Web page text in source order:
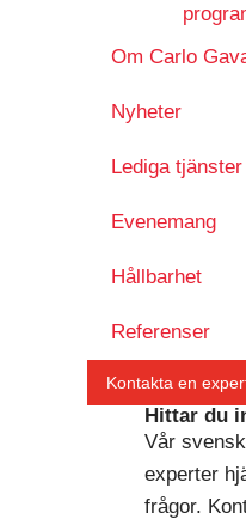
Om Carlo
Nyheter
Lediga tjänster
Evenemang
Hållbarhet
Referenser
Kontakta en
Hittar du
Vår
experter
frågor.